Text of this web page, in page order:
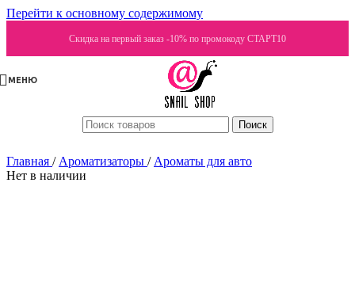
Перейти к основному содержимому
Скидка на первый заказ -10% по промокоду СТАРТ10
МЕНЮ
Поиск
Главная / Ароматизаторы / Ароматы для авто
Нет в наличии